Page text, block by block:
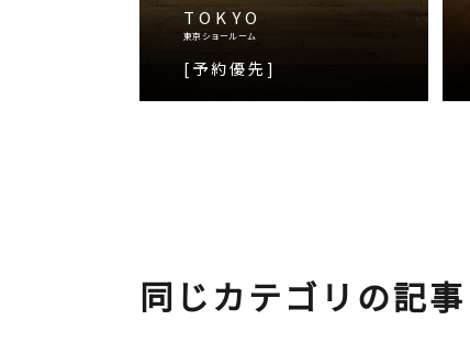
TOKYO
東京ショールーム
[予約優先]
同じカテゴリの記事